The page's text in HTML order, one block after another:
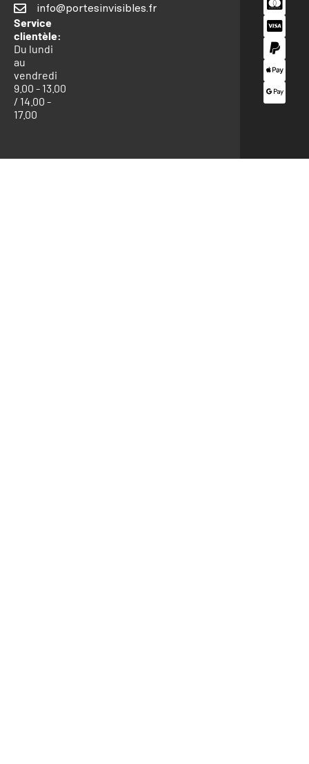
info@portesinvisibles.fr
Service
clientèle:
Du lundi
au
vendredi
9.00 - 13.00
/ 14.00 -
17.00